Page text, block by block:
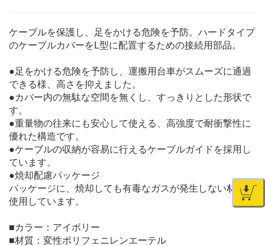
ケーブルを保護し、足をかける危険を予防。ハードタイプ
のケーブルカバーをL型に配置するための接続用部品。
●足をかける危険を予防し、運搬用台車がスムーズに通過
できる様、高さを抑えました。
●カバー内の無駄な空間を無くし、すっきりとした形状で
す。
●重量物の往来にも安心して使える、高強度で耐衝撃性に
優れた構造です。
●ケーブルの収納が容易に行えるケーブルガイドを採用し
ています。
●焼却配慮パッケージ
パッケージに、焼却しても有毒なガスが発生しない材料を
使用しています。
■カラー：アイボリー
■材質：変性ポリフェニレンエーテル